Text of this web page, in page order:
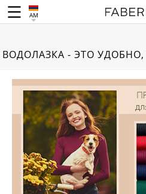
AM
ВОДОЛАЗКА - ЭТО